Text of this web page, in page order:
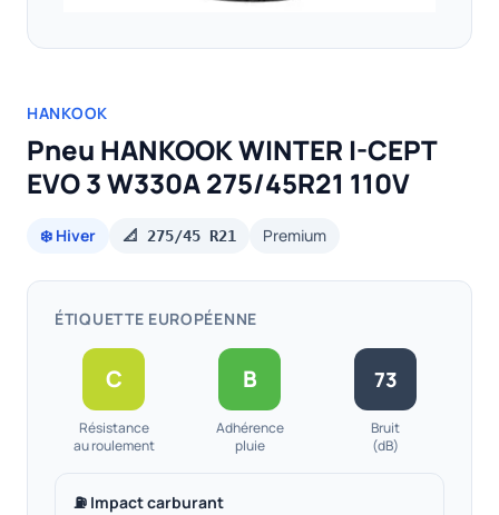
HANKOOK
Pneu HANKOOK WINTER I-CEPT
EVO 3 W330A 275/45R21 110V
❄️ Hiver 📐 275/45 R21 Premium
ÉTIQUETTE EUROPÉENNE
C
Résistance
au roulement
B
Adhérence
pluie
73
Bruit
(dB)
⛽ Impact carburant